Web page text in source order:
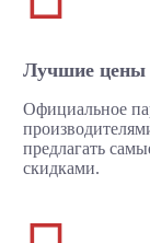
Лучшие цены
Официальное
предлагать
скидками.